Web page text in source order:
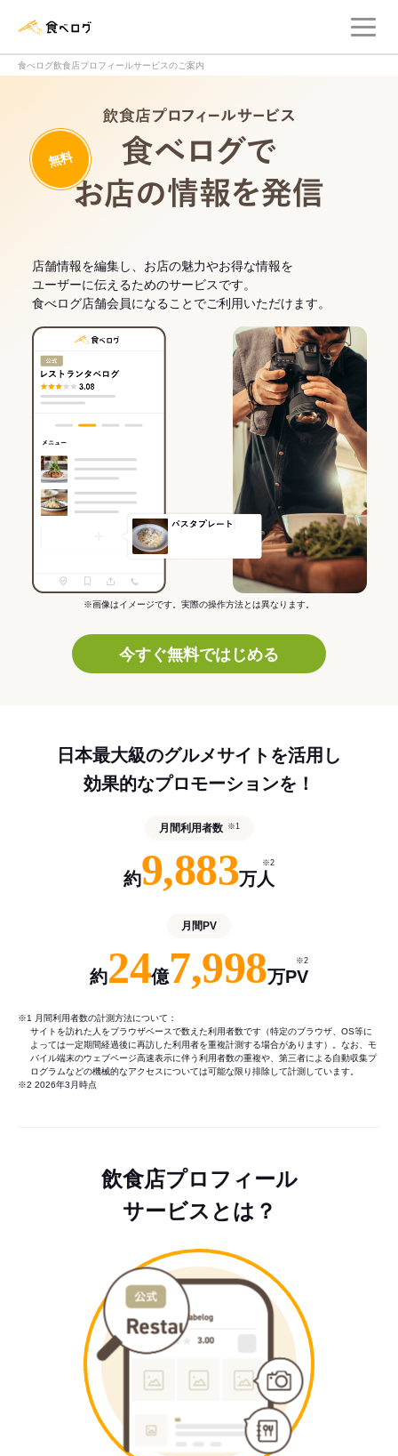
食べログ飲食店プロフィールサービスのご案内
無料
店舗情報を編集し、お店の魅力やお得な情報を
ユーザーに伝えるためのサービスです。
食べログ店舗会員になることでご利用いただけます。
※画像はイメージです。実際の操作方法とは異なります。
今すぐ無料ではじめる
日本最大級のグルメサイトを活用し
効果的なプロモーションを！
月間利用者数 ※1
約9,883万人
※2
月間PV
約24億7,998万PV
※2
※1 月間利用者数の計測方法について：
サイトを訪れた人をブラウザベースで数えた利用者数です（特定のブラウザ、OS等に
よっては一定期間経過後に再訪した利用者を重複計測する場合があります）。なお、モ
バイル端末のウェブページ高速表示に伴う利用者数の重複や、第三者による自動収集プ
ログラムなどの機械的なアクセスについては可能な限り排除して計測しています。
※2 2026年3月時点
飲食店プロフィール
サービスとは？